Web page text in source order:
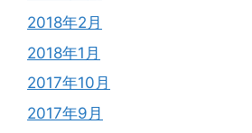
2018年2月
2018年1月
2017年10月
2017年9月